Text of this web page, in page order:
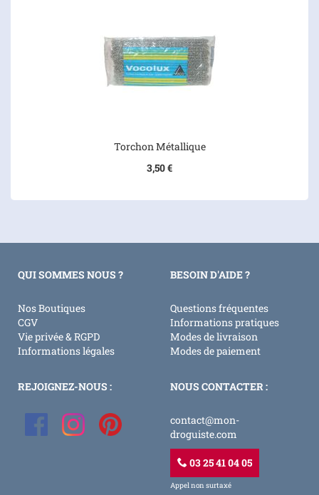
Torchon Métallique
3,50 €
QUI SOMMES NOUS ?
Nos Boutiques
CGV
Vie privée & RGPD
Informations légales
BESOIN D'AIDE ?
Questions fréquentes
Informations pratiques
Modes de livraison
Modes de paiement
REJOIGNEZ-NOUS : NOUS CONTACTER :
contact@mon-
droguiste.com
03 25 41 04 05
Appel non surtaxé